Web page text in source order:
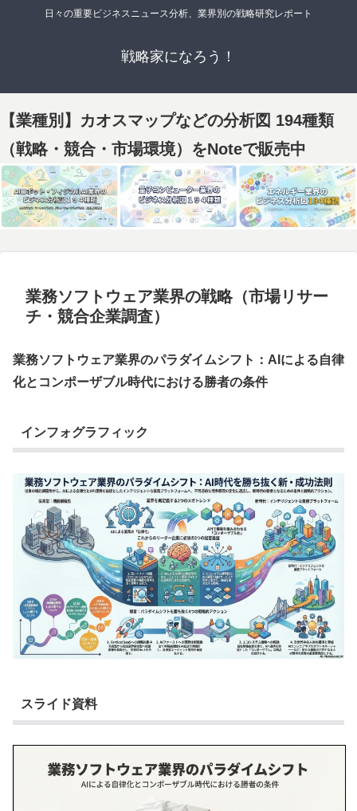
日々の重要ビジネスニュース分析、業界別の戦略研究レポート
戦略家になろう！
【業種別】カオスマップなどの分析図 194種類
（戦略・競合・市場環境）をNoteで販売中
業務ソフトウェア業界の戦略（市場リサー
チ・競合企業調査）
業務ソフトウェア業界のパラダイムシフト：AIによる自律
化とコンポーザブル時代における勝者の条件
インフォグラフィック
スライド資料